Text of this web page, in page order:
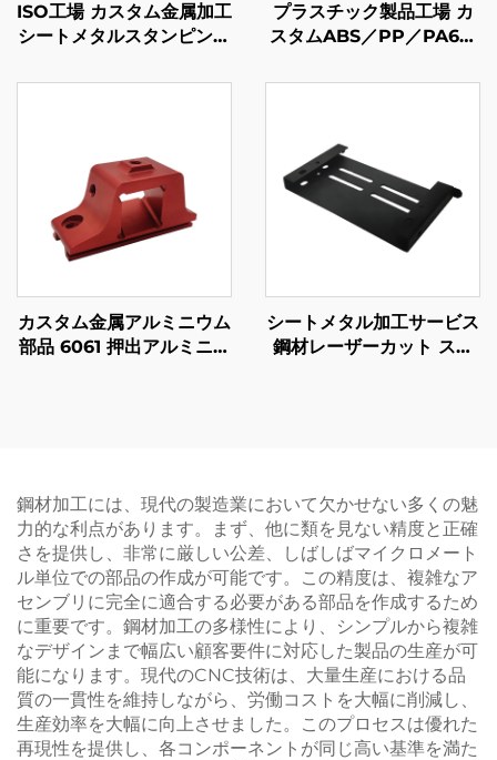
ISO工場 カスタム金属加工
シートメタルスタンピング
プラスチック製品工場 カ
スタムABS／PP／PA6プ
カスタム金属アルミニウム
部品 6061 押出アルミニウ
シートメタル加工サービス
鋼材レーザーカット スタ
鋼材加工には、現代の製造業において欠かせない多くの魅
力的な利点があります。まず、他に類を見ない精度と正確
さを提供し、非常に厳しい公差、しばしばマイクロメート
ル単位での部品の作成が可能です。この精度は、複雑なア
センブリに完全に適合する必要がある部品を作成するため
に重要です。鋼材加工の多様性により、シンプルから複雑
なデザインまで幅広い顧客要件に対応した製品の生産が可
能になります。現代のCNC技術は、大量生産における品
質の一貫性を維持しながら、労働コストを大幅に削減し、
生産効率を大幅に向上させました。このプロセスは優れた
再現性を提供し、各コンポーネントが同じ高い基準を満た